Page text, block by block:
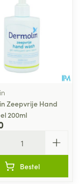
Zeepvrije Hand
200ml
Bestel